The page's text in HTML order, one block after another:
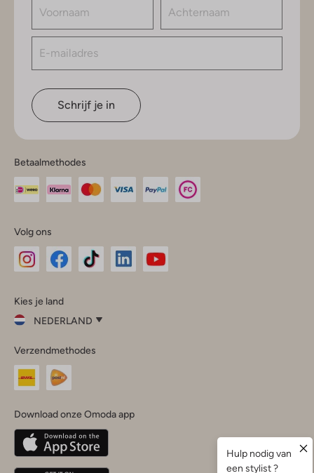
Schrijf je in
Betaalmethodes
Volg ons
InstagramFacebook
Kies je land
NEDERLAND
je
land
Nederland
Belgique(Français)
Deutschland
Verzendmethodes
Download onze Omoda app